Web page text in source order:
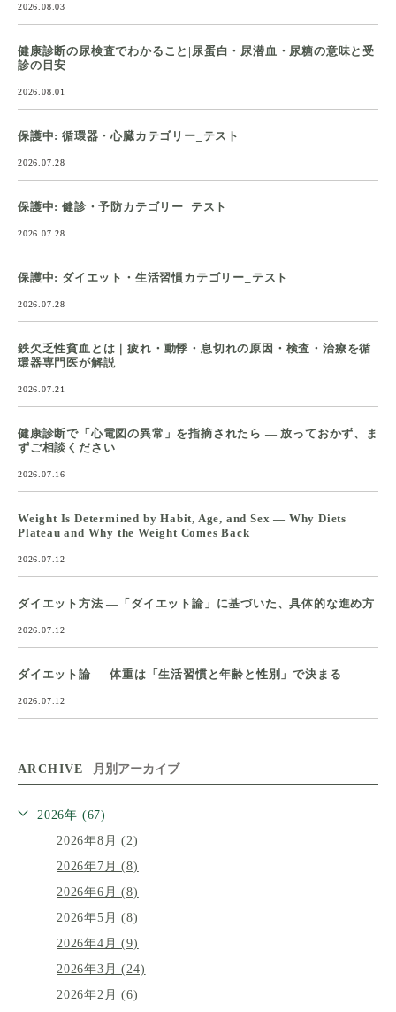
2026.08.03
健康診断の尿検査でわかること|尿蛋白・尿潜血・尿糖の意味と受
診の目安
2026.08.01
保護中: 循環器・心臓カテゴリー_テスト
2026.07.28
保護中: 健診・予防カテゴリー_テスト
2026.07.28
保護中: ダイエット・生活習慣カテゴリー_テスト
2026.07.28
鉄欠乏性貧血とは｜疲れ・動悸・息切れの原因・検査・治療を循
環器専門医が解説
2026.07.21
健康診断で「心電図の異常」を指摘されたら ― 放っておかず、ま
ずご相談ください
2026.07.16
Weight Is Determined by Habit, Age, and Sex — Why Diets
Plateau and Why the Weight Comes Back
2026.07.12
ダイエット方法 ―「ダイエット論」に基づいた、具体的な進め方
2026.07.12
ダイエット論 ― 体重は「生活習慣と年齢と性別」で決まる
2026.07.12
ARCHIVE 月別アーカイブ
2026年 (67)
2026年8月 (2)
2026年7月 (8)
2026年6月 (8)
2026年5月 (8)
2026年4月 (9)
2026年3月 (24)
2026年2月 (6)